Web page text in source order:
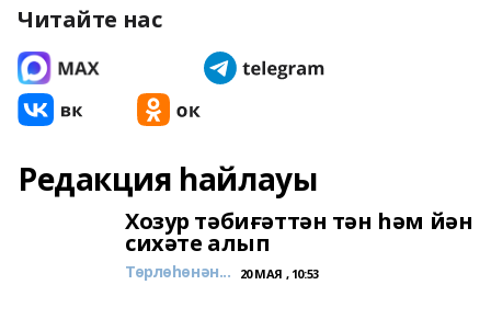
Читайте нас
Редакция һайлауы
Хозур тәбиғәттән тән һәм йән
сихәте алып
Төрлөһөнән... 20 МАЯ , 10:53